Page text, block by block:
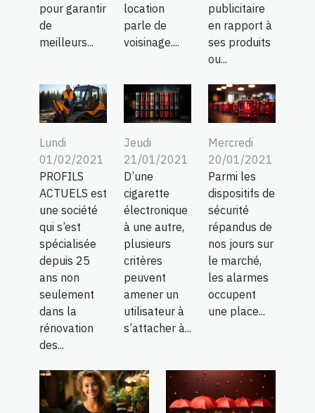
pour garantir
de
meilleurs...
location
parle de
voisinage....
publicitaire
en rapport à
ses produits
ou...
Lundi
01/02/2021
PROFILS
ACTUELS est
une société
qui s’est
spécialisée
depuis 25
ans non
seulement
dans la
rénovation
des...
Jeudi
21/01/2021
D’une
cigarette
électronique
à une autre,
plusieurs
critères
peuvent
amener un
utilisateur à
s’attacher à...
Mercredi
20/01/2021
Parmi les
dispositifs de
sécurité
répandus de
nos jours sur
le marché,
les alarmes
occupent
une place...